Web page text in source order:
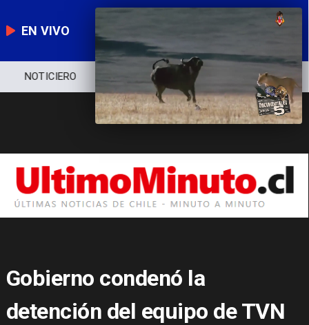
EN VIVO
NOTICIERO POLÍTICA ECONOMÍA
Gobierno condenó la
detención del equipo de TVN